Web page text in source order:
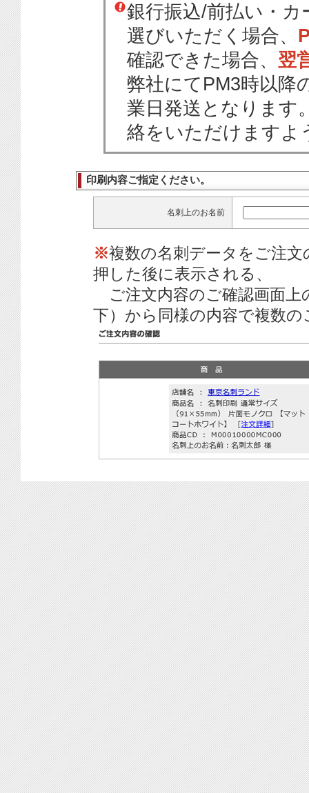
銀行振込/前払い・
選びいただく場合、
確認できた場合、 翌
弊社にてPM3時以降
業日発送となります
絡をいただけますよ
印刷内容ご指定ください。
名刺上のお名前
※複数の名刺データをご注
押した後に表示される、
ご注文内容のご確認画面上
下）から同様の内容で複数